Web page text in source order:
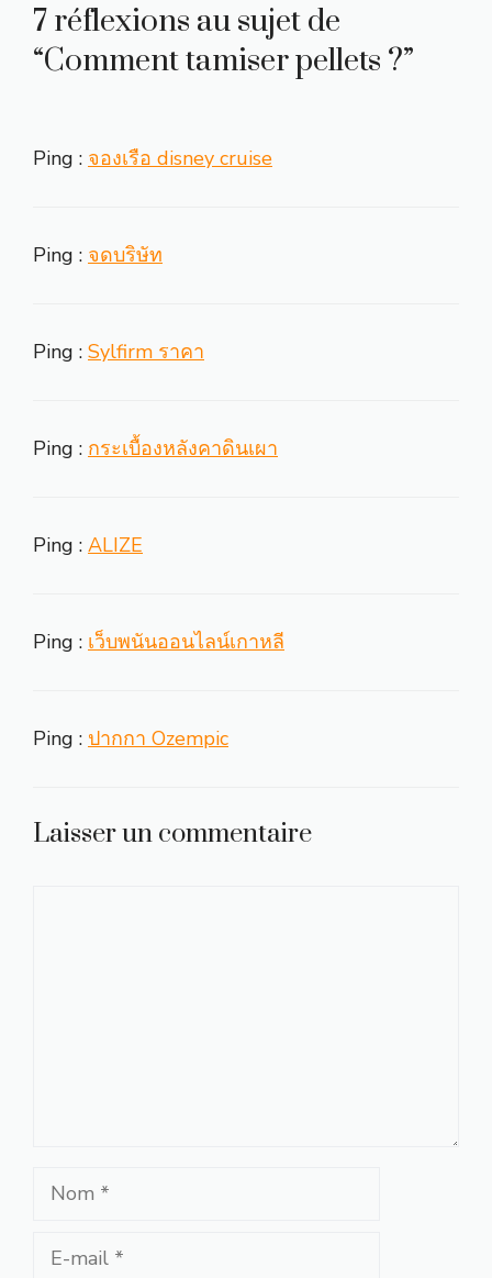
7 réflexions au sujet de
“Comment tamiser pellets ?”
Ping : จองเรือ disney cruise
Ping : จดบริษัท
Ping : Sylfirm ราคา
Ping : กระเบื้องหลังคาดินเผา
Ping : ALIZE
Ping : เว็บพนันออนไลน์เกาหลี
Ping : ปากกา Ozempic
Laisser un commentaire
Nom